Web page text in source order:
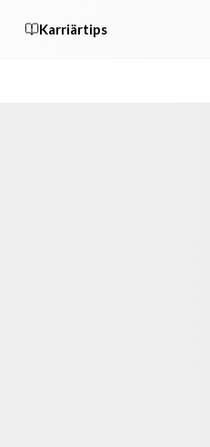
Karriärtips